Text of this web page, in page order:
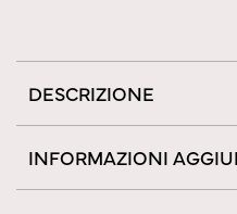
DESCRIZIONE
INFORMAZIONI